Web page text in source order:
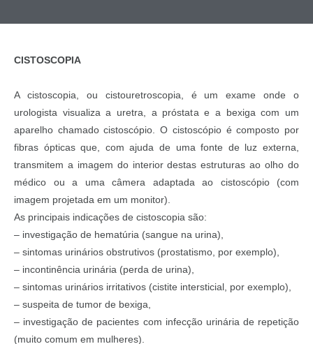
CISTOSCOPIA
A cistoscopia, ou cistouretroscopia, é um exame onde o
urologista visualiza a uretra, a próstata e a bexiga com um
aparelho chamado cistoscópio. O cistoscópio é composto por
fibras ópticas que, com ajuda de uma fonte de luz externa,
transmitem a imagem do interior destas estruturas ao olho do
médico ou a uma câmera adaptada ao cistoscópio (com
imagem projetada em um monitor).
As principais indicações de cistoscopia são:
– investigação de hematúria (sangue na urina),
– sintomas urinários obstrutivos (prostatismo, por exemplo),
– incontinência urinária (perda de urina),
– sintomas urinários irritativos (cistite intersticial, por exemplo),
– suspeita de tumor de bexiga,
– investigação de pacientes com infecção urinária de repetição
(muito comum em mulheres).